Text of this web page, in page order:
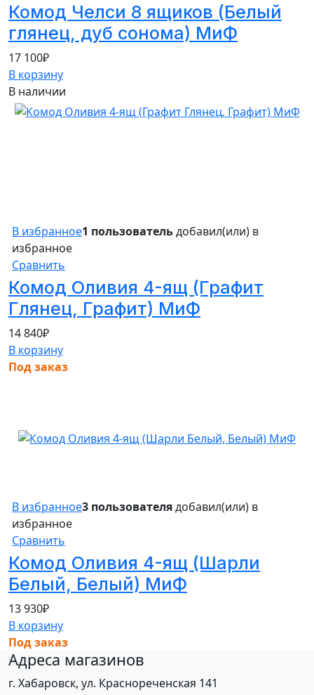
Комод Челси 8 ящиков (Белый
глянец, дуб сонома) МиФ
17 100₽
В корзину
В наличии
В избранное1 пользовательдобавил(или) в
избранное
Сравнить
Комод Оливия 4-ящ (Графит
Глянец, Графит) МиФ
14 840₽
В корзину
Под заказ
В избранное3 пользователядобавил(или) в
избранное
Сравнить
Комод Оливия 4-ящ (Шарли
Белый, Белый) МиФ
13 930₽
В корзину
Под заказ
Адреса магазинов
г. Хабаровск, ул. Краснореченская 141